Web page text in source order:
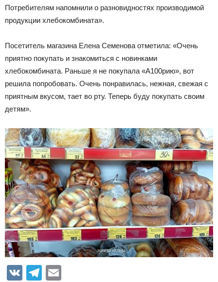
Потребителям напомнили о разновидностях производимой
продукции хлебокомбината».
Посетитель магазина Елена Семенова отметила: «Очень
приятно покупать и знакомиться с новинками
хлебокомбината. Раньше я не покупала «А100рию», вот
решила попробовать. Очень понравилась, нежная, свежая с
приятным вкусом, тает во рту. Теперь буду покупать своим
детям».
VK Telegram